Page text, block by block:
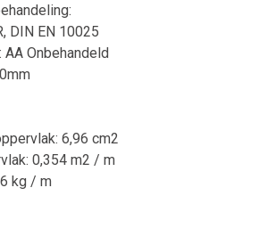
DIN EN 10025
Onbehandeld
6,96 cm2
0,354 m2 / m
kg / m